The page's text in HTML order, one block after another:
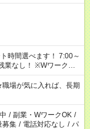
ワークの
就業はご案内できませ
社会保険への加入対象
原則禁止）により、
場合があります
場が気に入れば、長期
/ 副業・WワークOK /
募集 / 電話対応なし / パ